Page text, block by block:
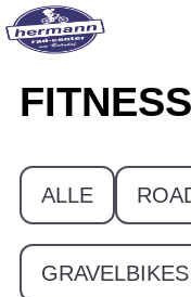
ALLE
GRAVELBIKES